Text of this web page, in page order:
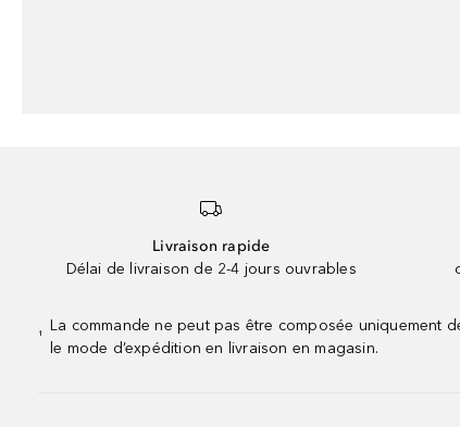
Livraison rapide
Délai de livraison de 2-4 jours ouvrables
¹
La commande ne peut pas être composée uniquement
le mode d’expédition en livraison en magasin.